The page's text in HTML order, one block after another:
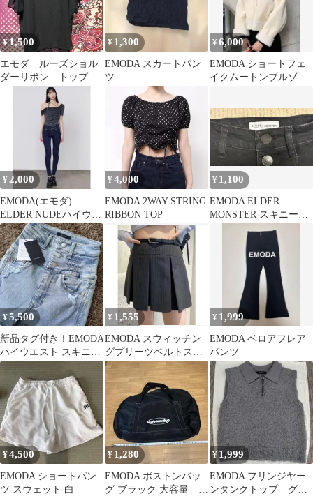
¥1,500
エモダ ルーズショル
ダーリボン トップ
ス 未使用
¥ 1,300
EMODA スカートパン
ツ
¥6,000
EMODA ショートフェ
イクムートンブルゾン
¥ 2,000
EMODA(エモダ)
ELDER NUDEハイウエ
ストデニム サイズ0
¥4,000
EMODA 2WAY STRING
RIBBON TOP
¥ 1,100
EMODA ELDER
MONSTER スキニーデ
ニム ブラック 0
¥5,500
新品タグ付き！EMODA
ハイウエスト スキニー
デニム カットアウト サ
イズ0
¥ 1,555
EMODA スウィッチン
グプリーツベルトスカ
ート
¥ 1,999
EMODA ベロアフレア
パンツ
¥4,500
EMODA ショートパン
ツ スウェット 白
¥ 1,280
EMODA ボストンバッ
グ ブラック 大容量 小
¥ 1,999
EMODA フリンジヤー
ンタンクトップ グレ